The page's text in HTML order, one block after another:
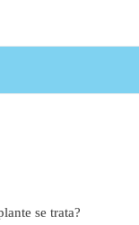
se trata?